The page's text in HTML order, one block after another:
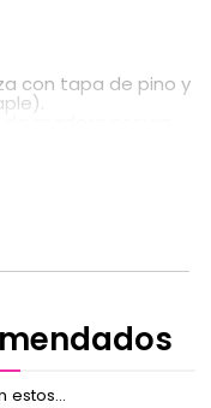
con tapa de pino y
y estuche
estos...